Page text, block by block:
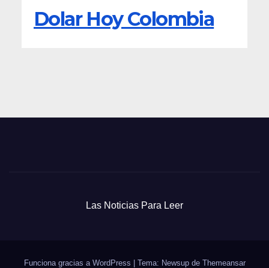
Dolar Hoy Colombia
Las Noticias Para Leer
Funciona gracias a WordPress Tema: Newsup de Themeansar